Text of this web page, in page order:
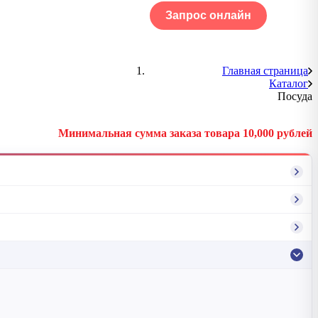
Запрос онлайн
Главная страница
Каталог
Посуда
Минимальная сумма заказа товара 10,000 рублей